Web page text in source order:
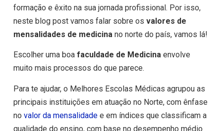
formação e êxito na sua jornada profissional. Por isso,
neste blog post vamos falar sobre os valores de
mensalidades de medicinano norte do país, vamos lá!
Escolher uma boa faculdade de Medicinaenvolve
muito mais processos do que parece.
Para te ajudar, o Melhores Escolas Médicas agrupou as
principais instituições em atuação no Norte, com ênfase
no valor da mensalidadee em índices que classificam a
qualidade do ensino, com base no desempenho médio